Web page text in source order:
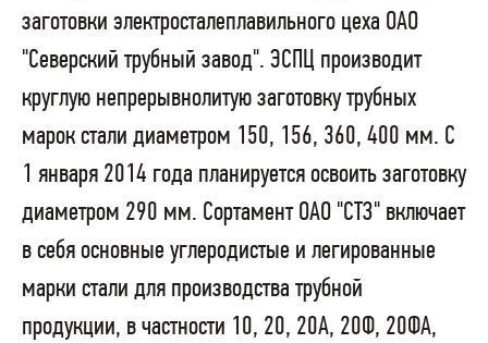
заготовки электросталеплавильного цеха ОАО
"Северский трубный завод". ЭСПЦ производит
круглую непрерывнолитую заготовку трубных
марок стали диаметром 150, 156, 360, 400 мм. С
1 января 2014 года планируется освоить заготовку
диаметром 290 мм. Сортамент ОАО "СТЗ" включает
в себя основные углеродистые и легированные
марки стали для производства трубной
продукции, в частности 10, 20, 20А, 20Ф, 20ФА,